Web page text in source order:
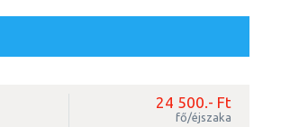
24 500.- Ft
fő/éjszaka